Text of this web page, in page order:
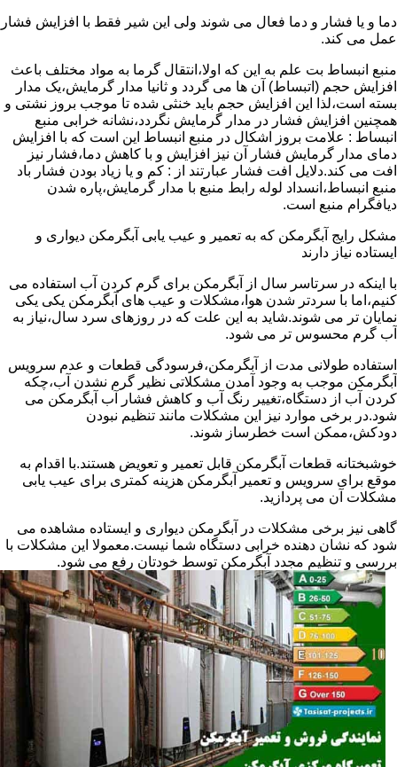
دما و یا فشار و دما فعال می شوند ولی این شیر فقط با افزایش فشار
عمل می کند.
منبع انبساط بت علم به این که اولا،انتقال گرما به مواد مختلف باعث
افزایش حجم (اتبساط) آن ها می گردد و ثانیا مدار گرمایش،یک مدار
بسته است،لذا این افزایش حجم باید خنثی شده تا موجب بروز نشتی و
همچنین افزایش فشار در مدار گرمایش نگردد،نشانه خرابی منبع
انبساط : علامت بروز اشکال در منبع انبساط این است که با افزایش
دمای مدار گرمایش فشار آن نیز افزایش و با کاهش دما،فشار نیز
افت می کند.دلایل افت فشار عبارتند از : کم و یا زیاد بودن فشار باد
منبع انبساط،انسداد لوله رابط منبع با مدار گرمایش،پاره شدن
دیافگرام منبع است.
مشکل رایج آبگرمکن که به تعمیر و عیب یابی آبگرمکن دیواری و
ایستاده نیاز دارند
با اینکه در سرتاسر سال از آبگرمکن برای گرم کردن آب استفاده می
کنیم،اما با سردتر شدن هوا،مشکلات و عیب های آبگرمکن یکی یکی
نمایان تر می شوند.شاید به این علت که در روزهای سرد سال،نیاز به
آب گرم محسوس تر می شود.
استفاده طولانی مدت از آبگرمکن،فرسودگی قطعات و عدم سرویس
آبگرمکن موجب به وجود آمدن مشکلاتی نظیر گرم نشدن آب،چکه
کردن آب از دستگاه،تغییر رنگ آب و کاهش فشار آب آبگرمکن می
شود.در برخی موارد نیز این مشکلات مانند تنظیم نبودن
دودکش،ممکن است خطرساز شوند.
خوشبختانه قطعات آبگرمکن قابل تعمیر و تعویض هستند.با اقدام به
موقع برای سرویس و تعمیر آبگرمکن هزینه کمتری برای عیب یابی
مشکلات آن می پردازید.
گاهی نیز برخی مشکلات در آبگرمکن دیواری و ایستاده مشاهده می
شود که نشان دهنده خرابی دستگاه شما نیست.معمولا این مشکلات با
بررسی و تنظیم مجدد آبگرمکن توسط خودتان رفع می شود.